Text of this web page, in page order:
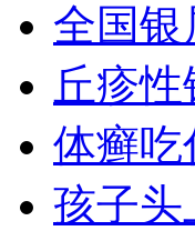
全国
丘疹
体癣吃
孩子头